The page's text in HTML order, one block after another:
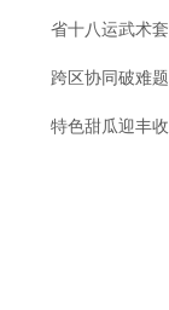
省十八运武术
跨区协同破难
特色甜瓜迎丰